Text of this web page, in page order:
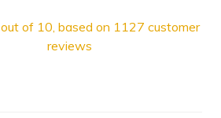
out of 10, based on 1127 customer
reviews